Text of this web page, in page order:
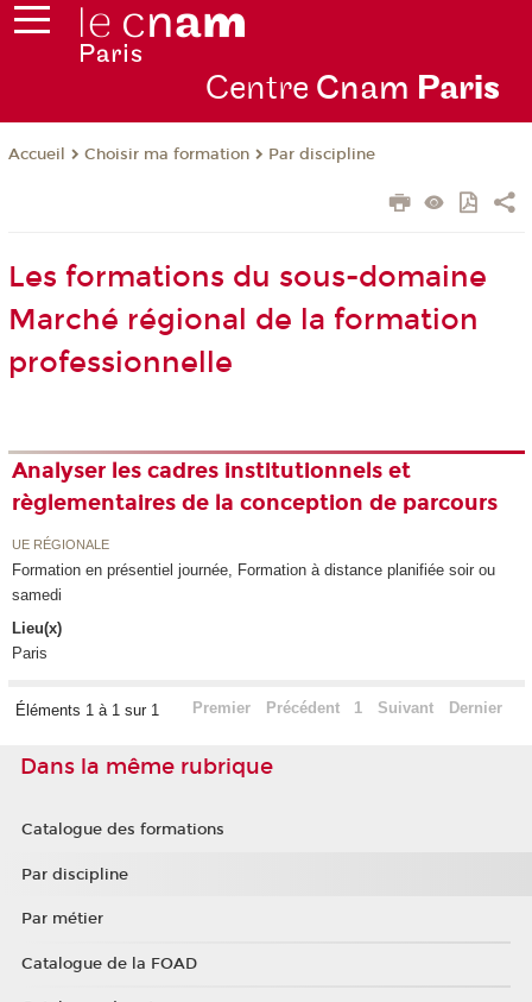
Centre Cnam Paris
Accueil Choisir ma formation Par discipline
Les formations du sous-domaine
Marché régional de la formation
professionnelle
Analyser les cadres institutionnels et
règlementaires de la conception de parcours
UE RÉGIONALE
Formation en présentiel journée, Formation à distance planifiée soir ou
samedi
Lieu(x)
Paris
Éléments 1 à 1 sur 1 Premier Précédent 1 Suivant Dernier
Dans la même rubrique
Catalogue des formations
Par discipline
Par métier
Catalogue de la FOAD